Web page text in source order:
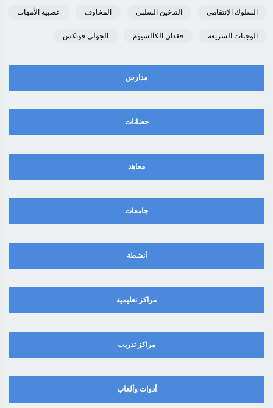
السلوك الإنتقامى التدخين السلبي المخاوف عصبية الأمهات
الوجبات السريعة فقدان الكالسيوم الجولي فونكس
مدارس
حضانات
معاهد
جامعات
أنشطة
مراكز تعليمية
مراكز تدريب
أدوات وألعاب